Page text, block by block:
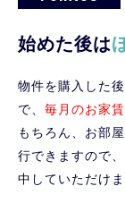
始めた後は
物件を購入した
で、 毎月のお家
もちろん、お部
行できますので
中していただけま